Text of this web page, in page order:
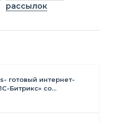
рассылок
готовый интернет-
Битрикс» со